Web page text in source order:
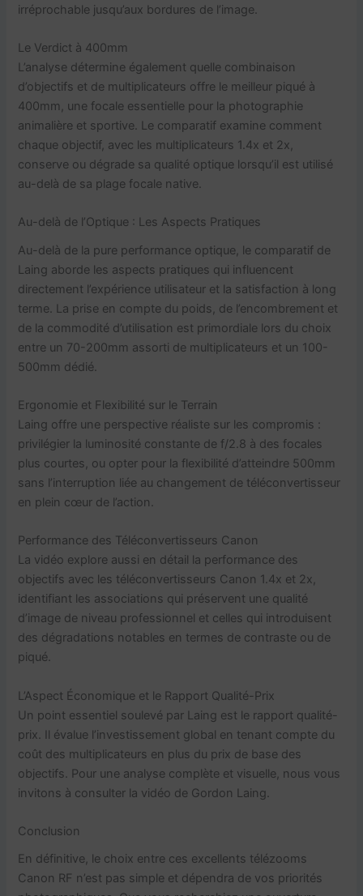
irréprochable jusqu’aux bordures de l’image.
Le Verdict à 400mm
L’analyse détermine également quelle combinaison
d’objectifs et de multiplicateurs offre le meilleur piqué à
400mm, une focale essentielle pour la photographie
animalière et sportive. Le comparatif examine comment
chaque objectif, avec les multiplicateurs 1.4x et 2x,
conserve ou dégrade sa qualité optique lorsqu’il est utilisé
au-delà de sa plage focale native.
Au-delà de l’Optique : Les Aspects Pratiques
Au-delà de la pure performance optique, le comparatif de
Laing aborde les aspects pratiques qui influencent
directement l’expérience utilisateur et la satisfaction à long
terme. La prise en compte du poids, de l’encombrement et
de la commodité d’utilisation est primordiale lors du choix
entre un 70-200mm assorti de multiplicateurs et un 100-
500mm dédié.
Ergonomie et Flexibilité sur le Terrain
Laing offre une perspective réaliste sur les compromis :
privilégier la luminosité constante de f/2.8 à des focales
plus courtes, ou opter pour la flexibilité d’atteindre 500mm
sans l’interruption liée au changement de téléconvertisseur
en plein cœur de l’action.
Performance des Téléconvertisseurs Canon
La vidéo explore aussi en détail la performance des
objectifs avec les téléconvertisseurs Canon 1.4x et 2x,
identifiant les associations qui préservent une qualité
d’image de niveau professionnel et celles qui introduisent
des dégradations notables en termes de contraste ou de
piqué.
L’Aspect Économique et le Rapport Qualité-Prix
Un point essentiel soulevé par Laing est le rapport qualité-
prix. Il évalue l’investissement global en tenant compte du
coût des multiplicateurs en plus du prix de base des
objectifs. Pour une analyse complète et visuelle, nous vous
invitons à consulter la vidéo de Gordon Laing.
Conclusion
En définitive, le choix entre ces excellents télézooms
Canon RF n’est pas simple et dépendra de vos priorités